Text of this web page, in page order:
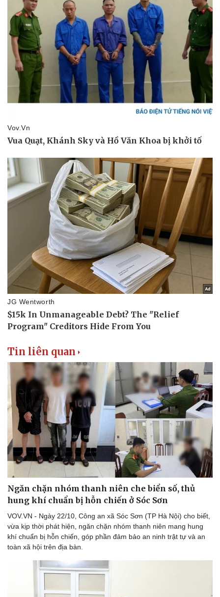
Thể thao
Thế giới thể thao
Ô tô - Xe máy
Tin liên quan
Ngăn chặn nhóm thanh niên che biển số, thủ
hung khí chuẩn bị hỗn chiến ở Sóc Sơn
VOV.VN - Ngày 22/10, Công an xã Sóc Sơn (TP Hà Nội) cho biết,
vừa kịp thời phát hiện, ngăn chặn nhóm thanh niên mang hung
khí chuẩn bị hỗn chiến, góp phần đảm bảo an ninh trật tự và an
toàn xã hội trên địa bàn.